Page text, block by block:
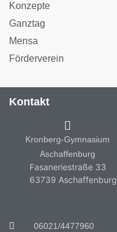
Konzepte
Ganztag
Mensa
Förderverein
Kontakt
Kronberg-Gymnasium
Aschaffenburg
Fasaneriestraße 33
63739 Aschaffenburg
06021/4477960